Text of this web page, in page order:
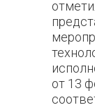
от 13